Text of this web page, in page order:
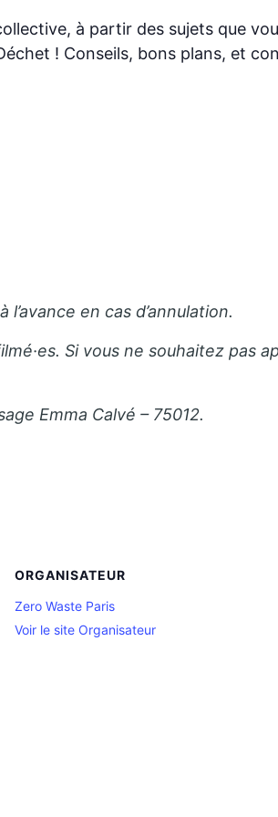
à partir des sujets que
! Conseils, bons plans, et
à l’avance en cas d’annulation.
Si vous ne souhaitez pas
Emma Calvé – 75012.
ORGANISATEUR
Zero Waste Paris
Voir le site Organisateur